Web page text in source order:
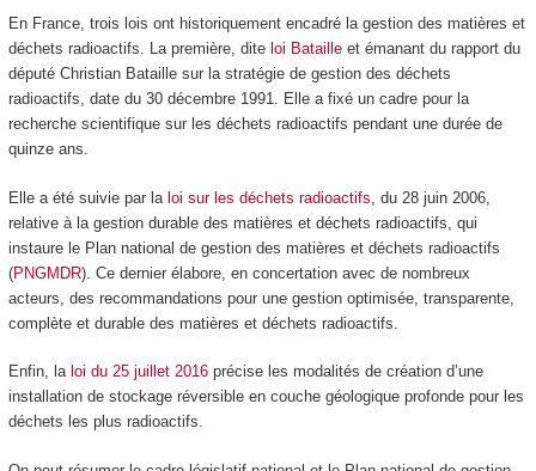
En France, trois lois ont historiquement encadré la gestion des matières et
déchets radioactifs. La première, dite loi Batailleet émanant du rapport du
député Christian Bataille sur la stratégie de gestion des déchets
radioactifs, date du 30 décembre 1991. Elle a fixé un cadre pour la
recherche scientifique sur les déchets radioactifs pendant une durée de
quinze ans.
Elle a été suivie par la loi sur les déchets radioactifs , du 28 juin 2006,
relative à la gestion durable des matières et déchets radioactifs, qui
instaure le Plan national de gestion des matières et déchets radioactifs
(PNGMDR). Ce dernier élabore, en concertation avec de nombreux
acteurs, des recommandations pour une gestion optimisée, transparente,
complète et durable des matières et déchets radioactifs.
Enfin, la loi du 25 juillet 2016précise les modalités de création d’une
installation de stockage réversible en couche géologique profonde pour les
déchets les plus radioactifs.